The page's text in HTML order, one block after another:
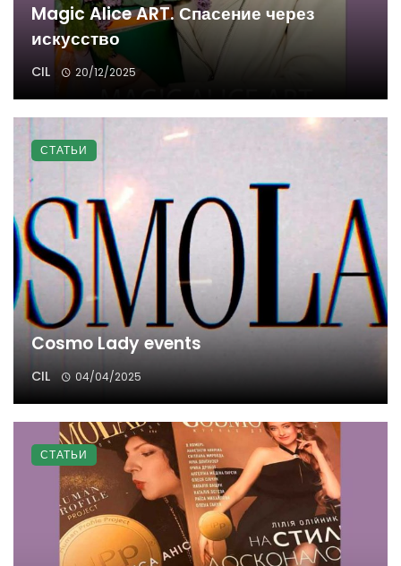
Magic Alice ART. Спасение через
искусство
CIL 20/12/2025
Cosmo Lady events
CIL 04/04/2025
СТАТЬИ
СТАТЬИ